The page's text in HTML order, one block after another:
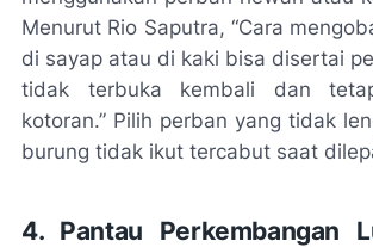
Menurut Rio Saputra, “Cara
di sayap atau di kaki bisa disertai
tidak terbuka kembali dan
kotoran.” Pilih perban yang tidak
burung tidak ikut tercabut saat
4. Pantau Perkembangan